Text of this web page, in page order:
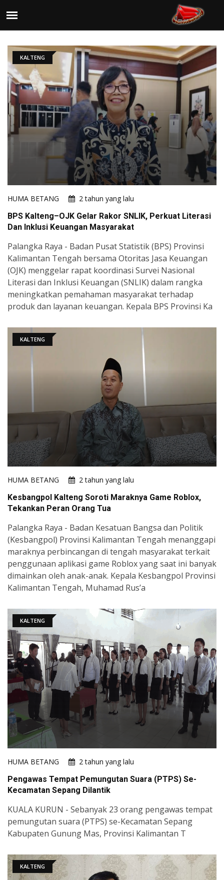
KALTENG
HUMA BETANG
2 tahun yang lalu
BPS Kalteng–OJK Gelar Rakor SNLIK, Perkuat Literasi
Dan Inklusi Keuangan Masyarakat
Palangka Raya - Badan Pusat Statistik (BPS) Provinsi
Kalimantan Tengah bersama Otoritas Jasa Keuangan
(OJK) menggelar rapat koordinasi Survei Nasional
Literasi dan Inklusi Keuangan (SNLIK) dalam rangka
meningkatkan pemahaman masyarakat terhadap
produk dan layanan keuangan. Kepala BPS Provinsi Ka
KALTENG
HUMA BETANG
2 tahun yang lalu
Kesbangpol Kalteng Soroti Maraknya Game Roblox,
Tekankan Peran Orang Tua
Palangka Raya - Badan Kesatuan Bangsa dan Politik
(Kesbangpol) Provinsi Kalimantan Tengah menanggapi
maraknya perbincangan di tengah masyarakat terkait
penggunaan aplikasi game Roblox yang saat ini banyak
dimainkan oleh anak-anak. Kepala Kesbangpol Provinsi
Kalimantan Tengah, Muhamad Rus’a
KALTENG
HUMA BETANG
2 tahun yang lalu
Pengawas Tempat Pemungutan Suara (PTPS) Se-
Kecamatan Sepang Dilantik
KUALA KURUN - Sebanyak 23 orang pengawas tempat
pemungutan suara (PTPS) se-Kecamatan Sepang
Kabupaten Gunung Mas, Provinsi Kalimantan T
KALTENG